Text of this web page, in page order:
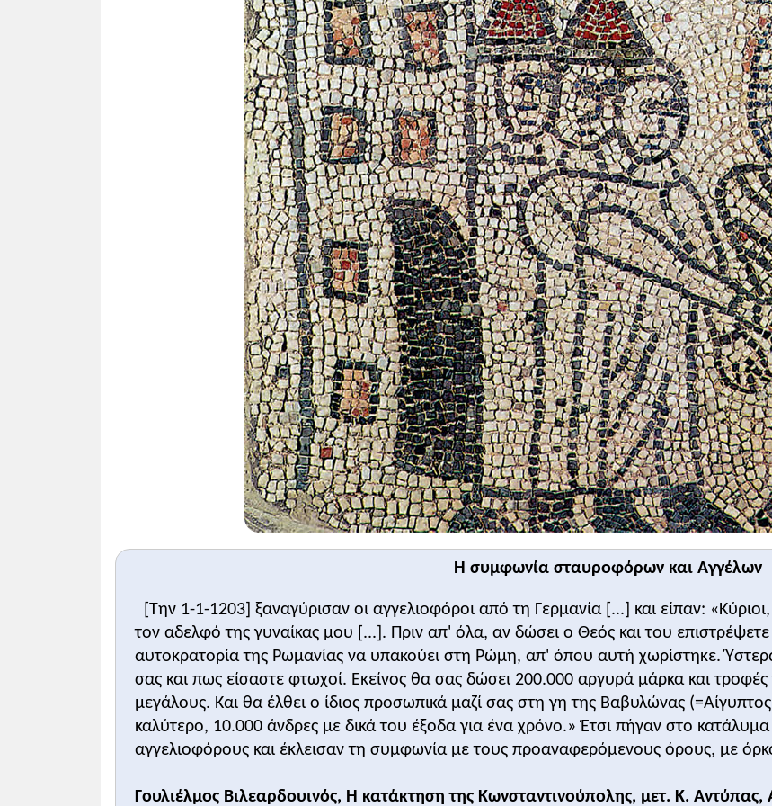
Η συμφωνία σταυροφόρων και Αγγέλων
[Την 1-1-1203] ξαναγύρισαν οι αγγελιοφόροι από τη Γερμανία [...] και είπαν:
τον αδελφό της γυναίκας μου [...]. Πριν απ' όλα, αν δώσει ο Θεός και του
αυτοκρατορία της Ρωμανίας να υπακούει στη Ρώμη, απ' όπου αυτή χωρίστηκε.
σας και πως είσαστε φτωχοί. Εκείνος θα σας δώσει 200.000 αργυρά μάρκα και τροφές
μεγάλους. Και θα έλθει ο ίδιος προσωπικά μαζί σας στη γη της Βαβυλώνας
καλύτερο, 10.000 άνδρες με δικά του έξοδα για ένα χρόνο.» Έτσι πήγαν στο
αγγελιοφόρους και έκλεισαν τη συμφωνία με τους προαναφερόμενους όρους, με
Γουλιέλμος Βιλεαρδουινός, Η κατάκτηση της Κωνσταντινούπολης, μετ. Κ.